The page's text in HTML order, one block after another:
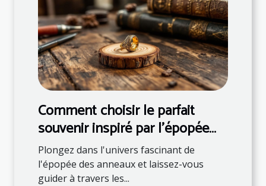
Comment choisir le parfait
souvenir inspiré par l'épopée
des anneaux ?
Plongez dans l'univers fascinant de
l'épopée des anneaux et laissez-vous
guider à travers les...